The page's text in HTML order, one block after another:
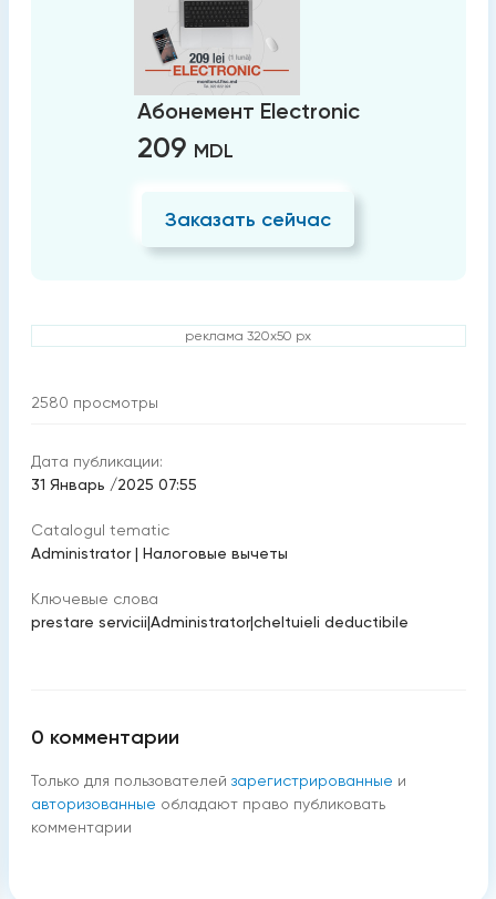
Абонемент Electronic
209 MDL
Заказать сейчас
реклама 320x50 px
2580 просмотры
Дата публикации:
31 Январь /2025 07:55
Catalogul tematic
Administrator | Налоговые вычеты
Ключевые слова
prestare servicii|Administrator|cheltuieli deductibile
0 комментарии
Только для пользователей зарегистрированные и
авторизованные обладают право публиковать
комментарии